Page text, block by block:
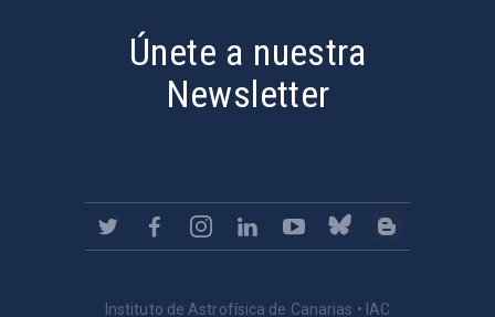
Únete a nuestra
Newsletter
Instituto de Astrofísica de Canarias • IAC